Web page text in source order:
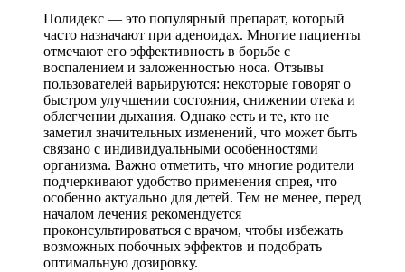
Полидекс — это популярный препарат, который
часто назначают при аденоидах. Многие пациенты
отмечают его эффективность в борьбе с
воспалением и заложенностью носа. Отзывы
пользователей варьируются: некоторые говорят о
быстром улучшении состояния, снижении отека и
облегчении дыхания. Однако есть и те, кто не
заметил значительных изменений, что может быть
связано с индивидуальными особенностями
организма. Важно отметить, что многие родители
подчеркивают удобство применения спрея, что
особенно актуально для детей. Тем не менее, перед
началом лечения рекомендуется
проконсультироваться с врачом, чтобы избежать
возможных побочных эффектов и подобрать
оптимальную дозировку.